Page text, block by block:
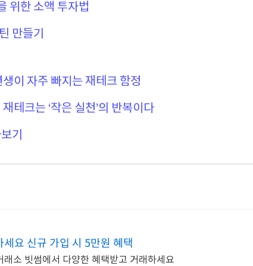
위한 소액 투자법
만들기
이 자주 빠지는 재테크 함정
테크는 ‘작은 실천’의 반복이다
기
요 신규 가입 시 5만원 혜택
소 빗썸에서 다양한 혜택받고 거래하세요